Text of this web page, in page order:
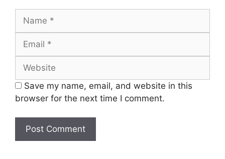
Save my name, email, and website in this
browser for the next time I comment.